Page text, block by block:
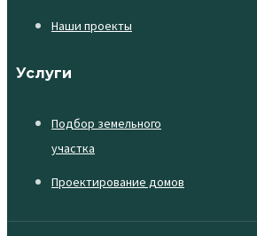
Наши проекты
Услуги
Подбор земельного
участка
Проектирование домов